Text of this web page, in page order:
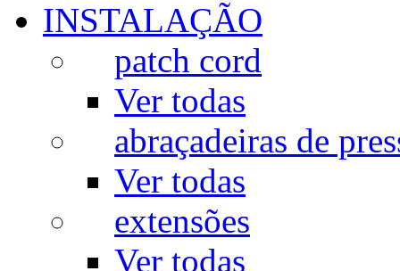
INSTALAÇÃO
patch cord
Ver todas
abraçadeiras de
Ver todas
extensões
Ver todas